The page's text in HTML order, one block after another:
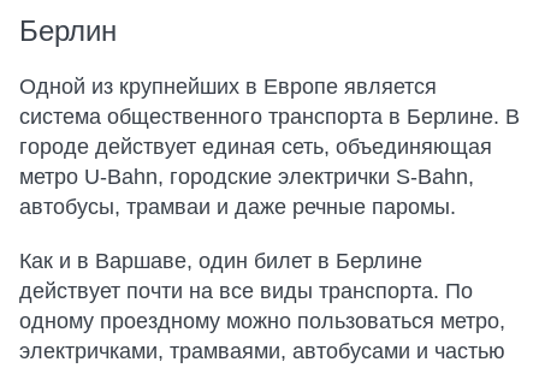
Берлин
Одной из крупнейших в Европе является
система общественного транспорта в Берлине. В
городе действует единая сеть, объединяющая
метро U-Bahn, городские электрички S-Bahn,
автобусы, трамваи и даже речные паромы.
Как и в Варшаве, один билет в Берлине
действует почти на все виды транспорта. По
одному проездному можно пользоваться метро,
электричками, трамваями, автобусами и частью